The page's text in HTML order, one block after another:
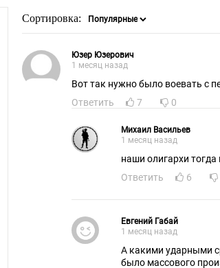
Сортировка:
Юзер Юзерович
1 месяц назад
Вот так нужно было воевать с
Ответить
7 0
Михаил Васильев
1 месяц назад
наши олигархи
Ответить
6
Евгений Габай
1 месяц назад
А какими ударными
было массового